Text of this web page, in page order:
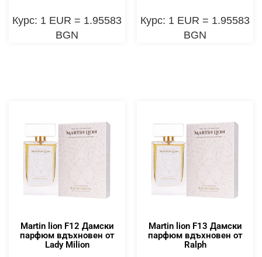
Курс: 1 EUR = 1.95583
BGN
Курс: 1 EUR = 1.95583
BGN
Martin lion F12 Дамски
парфюм вдъхновен от
Lady Milion
Martin lion F13 Дамски
парфюм вдъхновен от
Ralph